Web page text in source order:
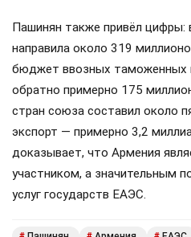
Пашинян также привёл цифры:
направила около 319
бюджет ввозных таможенных
обратно примерно 175
стран союза составил около
экспорт — примерно 3,2
доказывает, что Армения
участником, а значительным
услуг государств ЕАЭС.